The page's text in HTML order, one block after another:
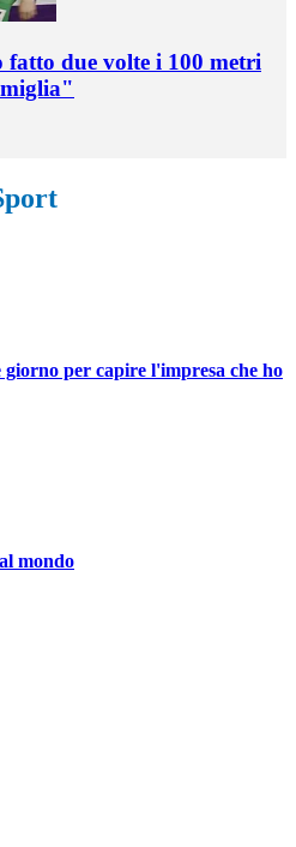
due volte i 100 metri
per capire l'impresa che ho
mondo